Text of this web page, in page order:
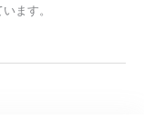
ます。